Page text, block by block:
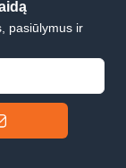
pasiūlymus ir